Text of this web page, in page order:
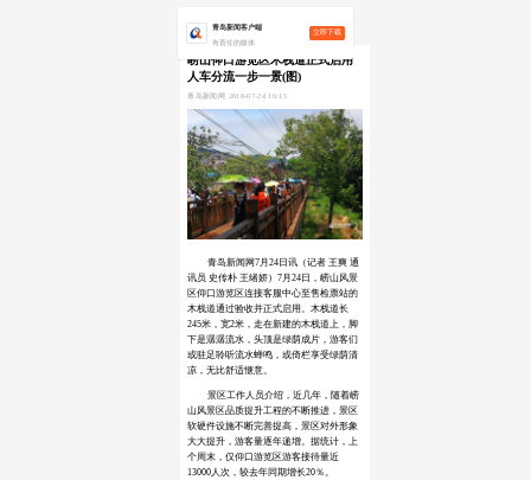
青岛新闻客户端
有责任的媒体
立即下载
崂山仰口游览区木栈道正式启用
人车分流一步一景(图)
青岛新闻网 2018-07-24 16:15
青岛新闻网7月24日讯（记者 王爽 通
讯员 史传朴 王绪娇）7月24日，崂山风景
区仰口游览区连接客服中心至售检票站的
木栈道通过验收并正式启用。木栈道长
245米，宽2米，走在新建的木栈道上，脚
下是潺潺流水，头顶是绿荫成片，游客们
或驻足聆听流水蝉鸣，或倚栏享受绿荫清
凉，无比舒适惬意。
景区工作人员介绍，近几年，随着崂
山风景区品质提升工程的不断推进，景区
软硬件设施不断完善提高，景区对外形象
大大提升，游客量逐年递增。据统计，上
个周末，仅仰口游览区游客接待量近
13000人次，较去年同期增长20％。